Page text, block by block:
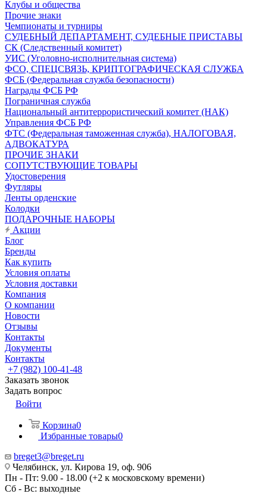
Клубы и общества
Прочие знаки
Чемпионаты и турниры
СУДЕБНЫЙ ДЕПАРТАМЕНТ, СУДЕБНЫЕ ПРИСТАВЫ
СК (Следственный комитет)
УИС (Уголовно-исполнительная система)
ФСО, СПЕЦСВЯЗЬ, КРИПТОГРАФИЧЕСКАЯ СЛУЖБА
ФСБ (Федеральная служба безопасности)
Награды ФСБ РФ
Пограничная служба
Национальный антитеррористический комитет (НАК)
Управления ФСБ РФ
ФТС (Федеральная таможенная служба), НАЛОГОВАЯ,
АДВОКАТУРА
ПРОЧИЕ ЗНАКИ
СОПУТСТВУЮЩИЕ ТОВАРЫ
Удостоверения
Футляры
Ленты орденские
Колодки
ПОДАРОЧНЫЕ НАБОРЫ
Акции
Блог
Бренды
Как купить
Условия оплаты
Условия доставки
Компания
О компании
Новости
Отзывы
Контакты
Документы
Контакты
+7 (982) 100-41-48
Заказать звонок
Задать вопрос
Войти
Корзина0
Избранные товары0
breget3@breget.ru
Челябинск, ул. Кирова 19, оф. 906
Пн - Пт: 9.00 - 18.00 (+2 к московскому времени)
Сб - Вс: выходные